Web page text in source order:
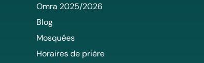
Omra 2025/2026
Blog
Mosquées
Horaires de prière